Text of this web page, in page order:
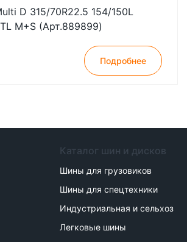
D 315/70R22.5 154/150L
M+S (Арт.889899)
Подробнее
Каталог шин и дисков
Шины для грузовиков
Шины для спецтехники
Индустриальная и сельхоз
Легковые шины